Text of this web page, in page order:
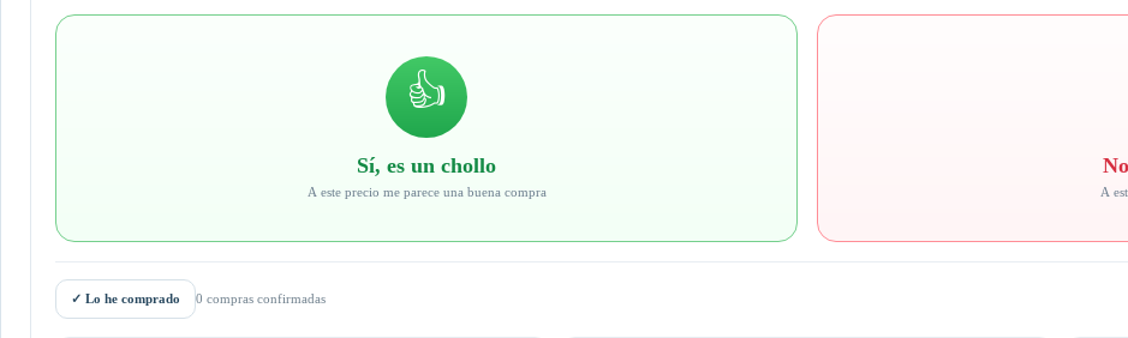
👍
Sí, es un chollo
A este precio me parece una buena compra A
✓ Lo he comprado 0 compras confirmadas